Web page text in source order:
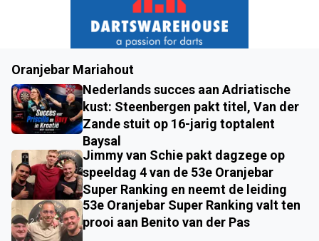
Oranjebar Mariahout
Nederlands succes aan Adriatische
kust: Steenbergen pakt titel, Van der
Zande stuit op 16-jarig toptalent
Baysal
Jimmy van Schie pakt dagzege op
speeldag 4 van de 53e Oranjebar
Super Ranking en neemt de leiding
53e Oranjebar Super Ranking valt ten
prooi aan Benito van der Pas